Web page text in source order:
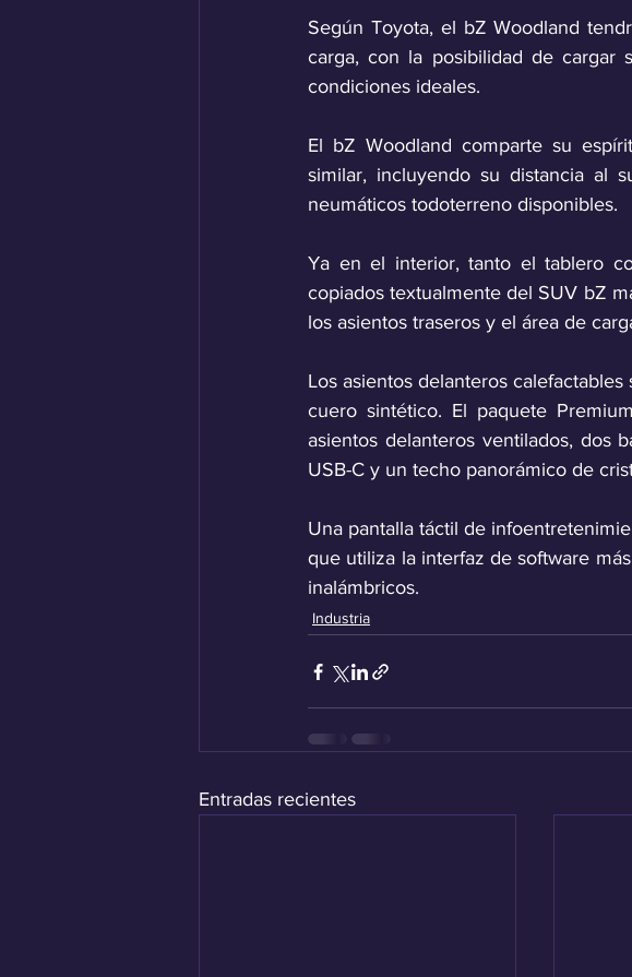
Según Toyota, el bZ Woodland
carga, con la posibilidad de
condiciones ideales.
El bZ Woodland comparte su
similar, incluyendo su distancia al
neumáticos todoterreno disponibles.
Ya en el interior, tanto el tablero
copiados textualmente del SUV bZ
los asientos traseros y el área de
Los asientos delanteros
cuero sintético. El paquete
asientos delanteros ventilados, dos
USB-C y un techo panorámico de
Una pantalla táctil de
que utiliza la interfaz de software
inalámbricos.
Industria
Entradas recientes